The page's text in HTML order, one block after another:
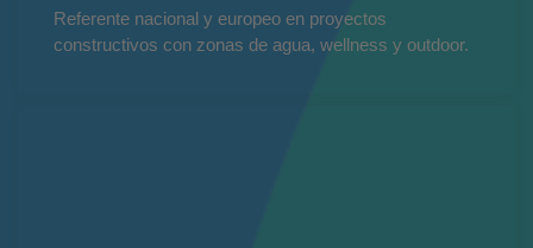
Referente nacional y europeo en proyectos
constructivos con zonas de agua, wellness y outdoor.